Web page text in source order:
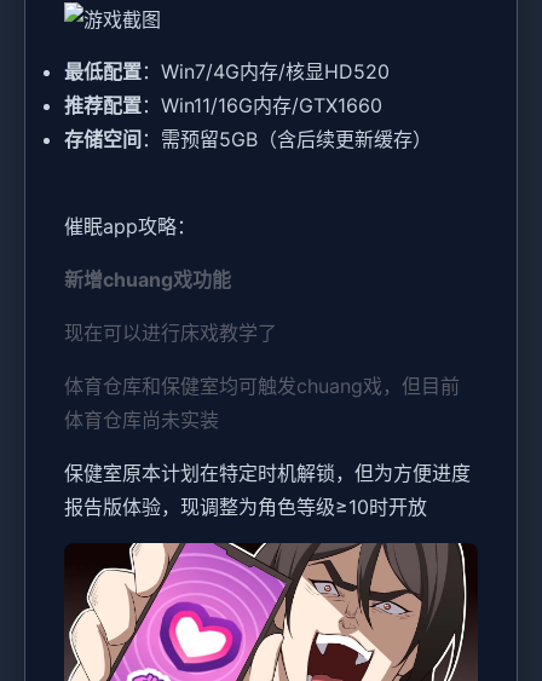
​最低配置​​：Win7/4G内存/核显HD520
​推荐配置​​：Win11/16G内存/GTX1660
​存储空间​ ​：需预留5GB（含后续更新缓存）
催眠app攻略：
新增chuang戏功能
现在可以进行床戏教学了
体育仓库和保健室均可触发chuang戏，但目前
体育仓库尚未实装
保健室原本计划在特定时机解锁，但为方便进度
报告版体验，现调整为角色等级≥10时开放